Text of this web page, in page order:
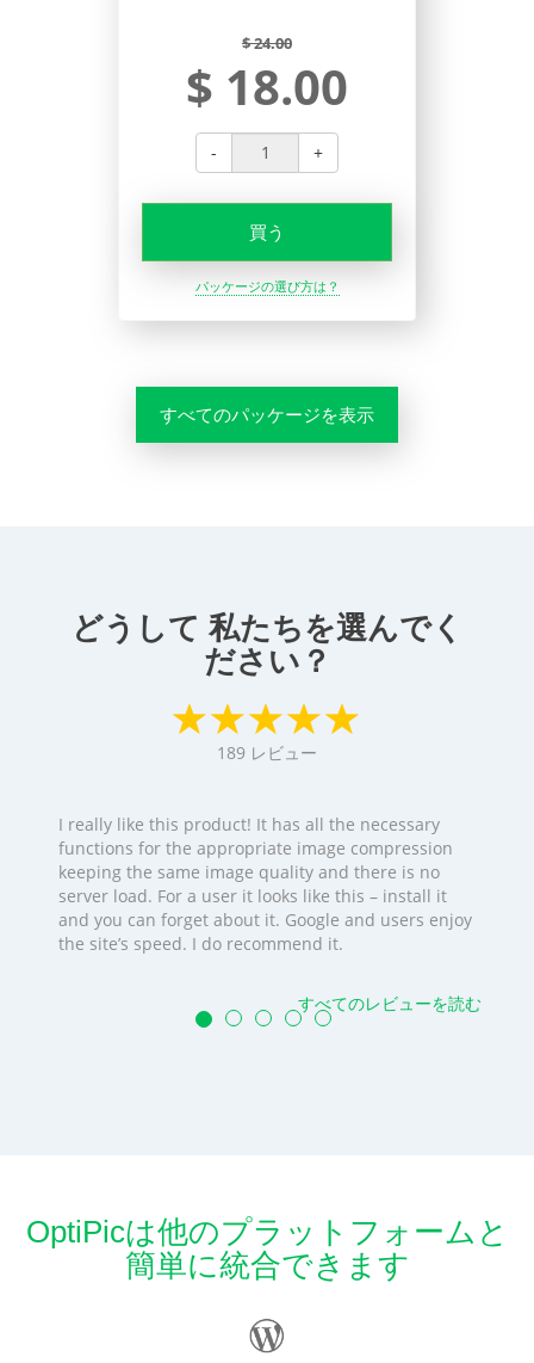
$ 24.00
$ 18.00
- +
買う
パッケージの選び方は？
すべてのパッケージを表示
どうして 私たちを選んでく
ださい？
189 レビュー
I really like this product! It has all the necessary
functions for the appropriate image compression
keeping the same image quality and there is no
server load. For a user it looks like this – install it
and you can forget about it. Google and users enjoy
the site’s speed. I do recommend it.
すべてのレビューを読む
OptiPicは他のプラットフォームと
簡単に統合できます